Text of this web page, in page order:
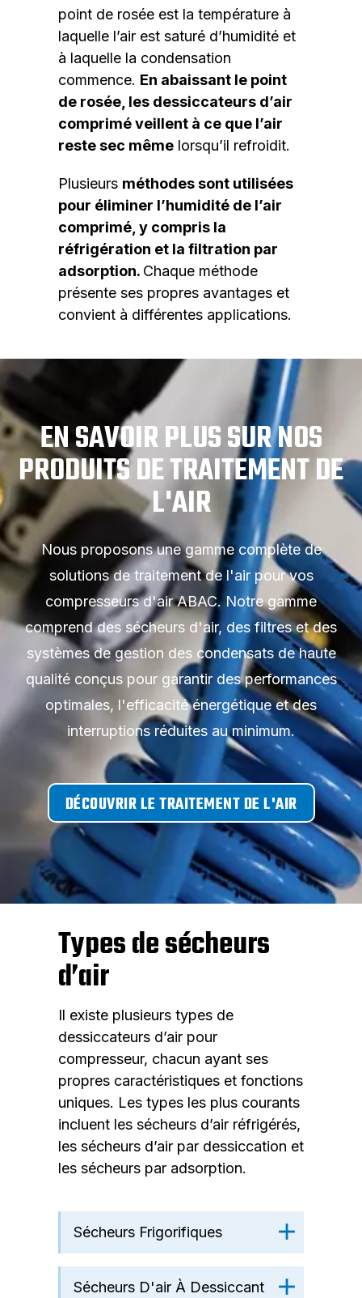
point de rosée est la température à
laquelle l’air est saturé d’humidité et
à laquelle la condensation
commence. En abaissant le point
de rosée, les dessiccateurs d’air
comprimé veillent à ce que l’air
reste sec même lorsqu’il refroidit.
Plusieurs méthodes sont utilisées
pour éliminer l’humidité de l’air
comprimé, y compris la
réfrigération et la filtration par
adsorption. Chaque méthode
présente ses propres avantages et
convient à différentes applications.
EN SAVOIR PLUS SUR NOS
PRODUITS DE TRAITEMENT DE
L'AIR
Nous proposons une gamme complète de
solutions de traitement de l'air pour vos
compresseurs d'air ABAC. Notre gamme
comprend des sécheurs d'air, des filtres et des
systèmes de gestion des condensats de haute
qualité conçus pour garantir des performances
optimales, l'efficacité énergétique et des
interruptions réduites au minimum.
DÉCOUVRIR LE TRAITEMENT DE L'AIR
Types de sécheurs
d’air
Il existe plusieurs types de
dessiccateurs d’air pour
compresseur, chacun ayant ses
propres caractéristiques et fonctions
uniques. Les types les plus courants
incluent les sécheurs d’air réfrigérés,
les sécheurs d’air par dessiccation et
les sécheurs par adsorption.
Sécheurs Frigorifiques
Sécheurs D'air À Dessiccant